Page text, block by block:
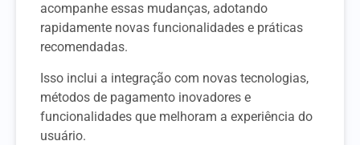
acompanhe essas mudanças, adotando
rapidamente novas funcionalidades e práticas
recomendadas.
Isso inclui a integração com novas tecnologias,
métodos de pagamento inovadores e
funcionalidades que melhoram a experiência do
usuário.